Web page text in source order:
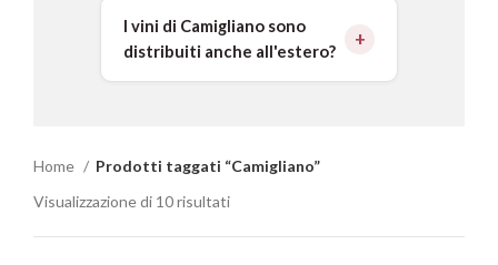
I vini di Camigliano sono
distribuiti anche all'estero?
Home
Prodotti taggati “Camigliano”
Visualizzazione di 10 risultati